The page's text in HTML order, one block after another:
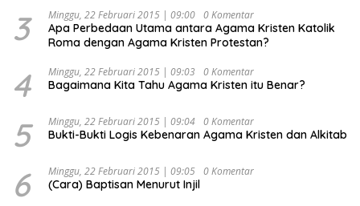
Indonesia Emas 2045”,
3 Minggu, 22 Februari 2015 | 09:00 0 Komentar
Apa Perbedaan Utama antara Agama Kristen Katolik
Roma dengan Agama Kristen Protestan?
4 Minggu, 22 Februari 2015 | 09:03 0 Komentar
Bagaimana Kita Tahu Agama Kristen itu Benar?
5 Minggu, 22 Februari 2015 | 09:04 0 Komentar
Bukti-Bukti Logis Kebenaran Agama Kristen dan Alkitab
6 Minggu, 22 Februari 2015 | 09:05 0 Komentar
(Cara) Baptisan Menurut Injil